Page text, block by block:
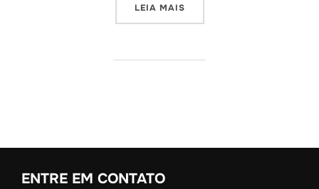
LEIA MAIS“A MEGA CENTER
ENTRE EM CONTATO